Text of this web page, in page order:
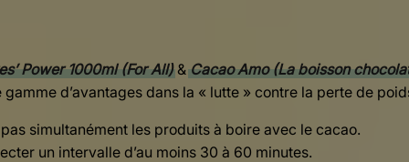
Power 1000ml (For All)&Cacao Amo (La boisson
d’avantages dans la « lutte » contre la perte de
simultanément les produits à boire avec le cacao.
un intervalle d’au moins 30 à 60 minutes.